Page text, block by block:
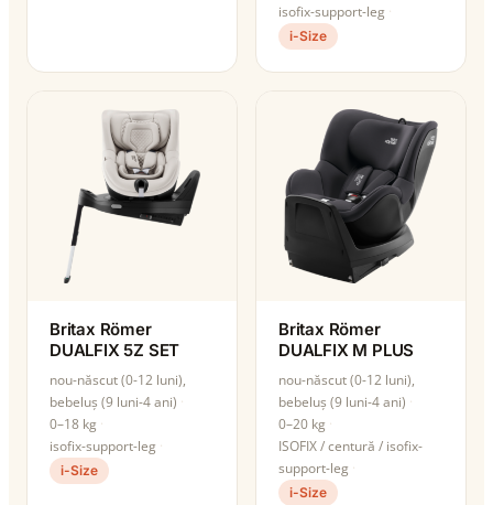
isofix-support-leg
i-Size
Britax Römer
DUALFIX 5Z SET
nou-născut (0-12 luni),
bebeluș (9 luni-4 ani)
0–18 kg
isofix-support-leg
i-Size
Britax Römer
DUALFIX M PLUS
nou-născut (0-12 luni),
bebeluș (9 luni-4 ani)
0–20 kg
ISOFIX / centură / isofix-
support-leg
i-Size